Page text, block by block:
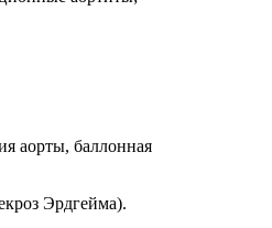
аорты, баллонная
Эрдгейма).